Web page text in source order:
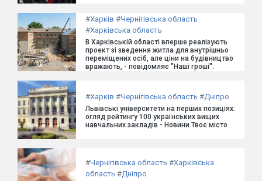
#Харків #Чернігівська область
#Харківська область
В Харківській області вперше реалізують
проект зі зведення житла для внутрішньо
переміщених осіб, але ціни на будівництво
вражають, - повідомляє "Наші гроші".
#Харків #Чернігівська область #Дніпро
Львівські університети на перших позиціях:
огляд рейтингу 100 українських вищих
навчальних закладів - Новини Твоє місто
#Чернігівська область #Харківська
область #Дніпро